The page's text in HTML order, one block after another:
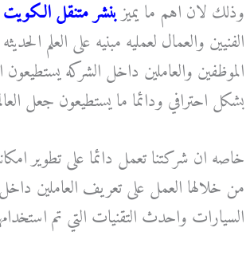
وذلك لان اهم ما يميزبنشر متنقل الكويت 24
الفنيين والعمال لعمليه مبنيه على العلم
الموظفين والعاملين داخل الشركه
بشكل احترافي ودائما ما يستطيعون جعل
خاصه ان شركتنا تعمل دائما على تطوير
من خلالها العمل على تعريف العاملين
السيارات واحدث التقنيات التي تم